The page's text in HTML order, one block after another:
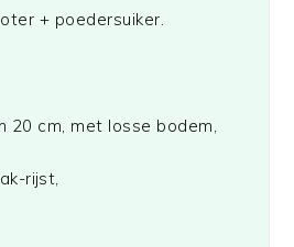
+ poedersuiker.
20 cm, met losse bodem,
rijst,